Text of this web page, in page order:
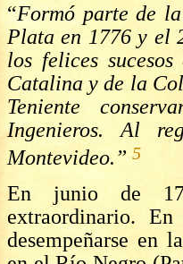
“Formó parte de
Plata en 1776 y el
los felices
Catalina y de la
Teniente
Ingenieros. Al
Montevideo.” 5
En junio de
extraordinario.
desempeñarse en